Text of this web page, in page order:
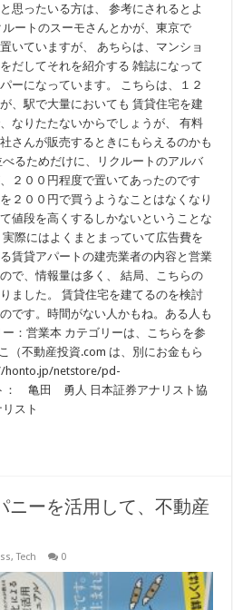
思ったいる方は、 参考にされるとよ
ートのスーモさんとかが、東京で
いていますが、 あちらは、マンショ
だしてそれを紹介する 雑誌になって
ーになっています。 こちらは、１２
、駅で大量においても 賃貸住宅を建
なりたたないからでしょうが、 有料
さんが販売するときにもらえるのかも
るためだけに、リクルートのアルバ
２００円程度で置いてあったのです
２００円で買うようなことはなくなり
値段を高くするしかないということな
際にはよくまとまっていて広告費を
賃貸アパートの建売業者の内容と営業
で、情報量は多く、 結局、こちらの
ました。 賃貸住宅を建てるのを検討
です。時間がない人かもね。ある人も
：営業本 カテゴリーは、こちらを参
（不動産投資.com は、別にお金もら
honto.jp/netstore/pd-
： 亀田 勇人 日本証券アナリスト協
リスト
ニーを活用して、不動産
,Tech 0